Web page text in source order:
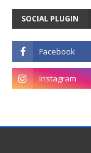
SOCIAL PLUGIN